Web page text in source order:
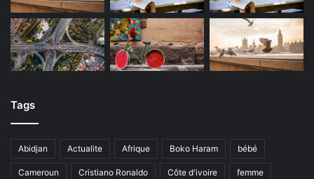
Tags
Abidjan Actualite Afrique Boko Haram bébé
Cameroun Cristiano Ronaldo Côte d'ivoire femme